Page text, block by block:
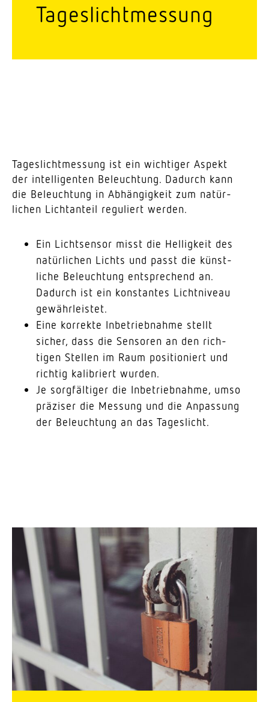
Tages­licht­messung
Tages­licht­messung ist ein wich­tiger Aspekt
der intel­li­genten Beleuchtung. Dadurch kann
die Beleuchtung in Abhän­gigkeit zum natür­
lichen Licht­anteil regu­liert werden.
Ein Licht­sensor misst die Helligkeit des
natür­lichen Lichts und passt die künst­
liche Beleuchtung entspre­chend an.
Dadurch ist ein konstantes Licht­niveau
gewährleistet.
Eine korrekte Inbe­trieb­nahme stellt
sicher, dass die Sensoren an den rich­
tigen Stellen im Raum posi­tio­niert und
richtig kali­briert wurden.
Je sorg­fäl­tiger die Inbe­trieb­nahme, umso
präziser die Messung und die Anpassung
der Beleuchtung an das Tageslicht.